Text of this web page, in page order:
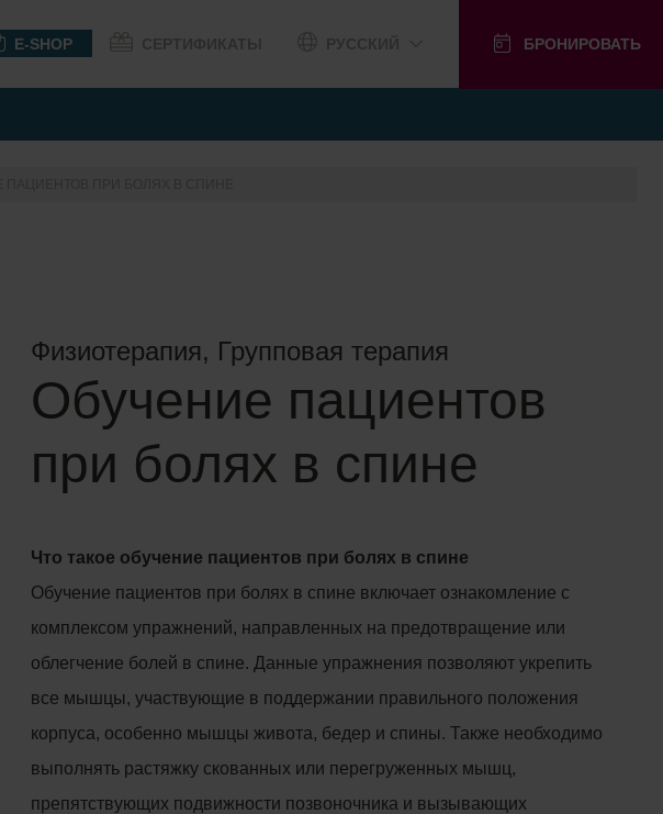
E-SHOP БРОНИРОВАТЬ
Физиотерапия, Групповая терапия
Обучение пациентов
при болях в спине
Что такое обучение пациентов при болях в спине
Обучение пациентов при болях в спине включает ознакомление с
комплексом упражнений, направленных на предотвращение или
облегчение болей в спине. Данные упражнения позволяют укрепить
все мышцы, участвующие в поддержании правильного положения
корпуса, особенно мышцы живота, бедер и спины. Также необходимо
выполнять растяжку скованных или перегруженных мышц,
препятствующих подвижности позвоночника и вызывающих